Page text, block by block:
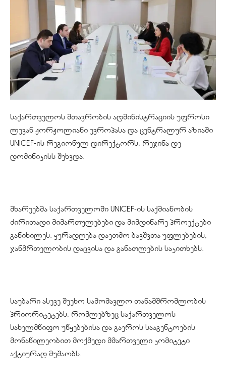
საქართველოს მთავრობის ადმინისტრაციის უფროსი
ლევან ჟორჟოლიანი ევროპასა და ცენტრალურ აზიაში
UNICEF-ის რეგიონულ დირექტორს, რეჯინა დე
დომინიკისს შეხვდა.
მხარეებმა საქართველოში UNICEF-ის საქმიანობის
ძირითადი მიმართულებები და მიმდინარე პროექტები
განიხილეს. ყურადღება დაეთმო ბავშვთა უფლებების,
ჯანმრთელობის დაცვისა და განათლების საკითხებს.
საუბარი ასევე შეეხო სამომავლო თანამშრომლობის
პრიორიტეტებს, რომლებზეც საქართველოს
სახელმწიფო უწყებებისა და გაეროს სააგენტოების
მონაწილეობით მოქმედი მმართველი კომიტეტი
აქტიურად მუშაობს.